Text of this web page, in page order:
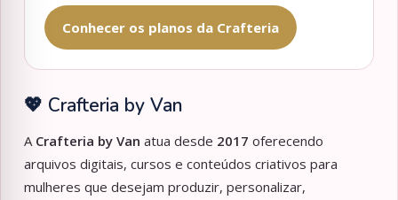
Conhecer os planos da Crafteria
💖 Crafteria by Van
A Crafteria by Van atua desde 2017 oferecendo
arquivos digitais, cursos e conteúdos criativos para
mulheres que desejam produzir, personalizar,